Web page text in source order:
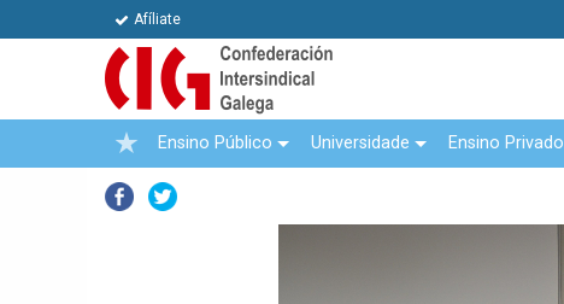
Afíliate
Ensino Público Universidade Ensino Privado
Facebook